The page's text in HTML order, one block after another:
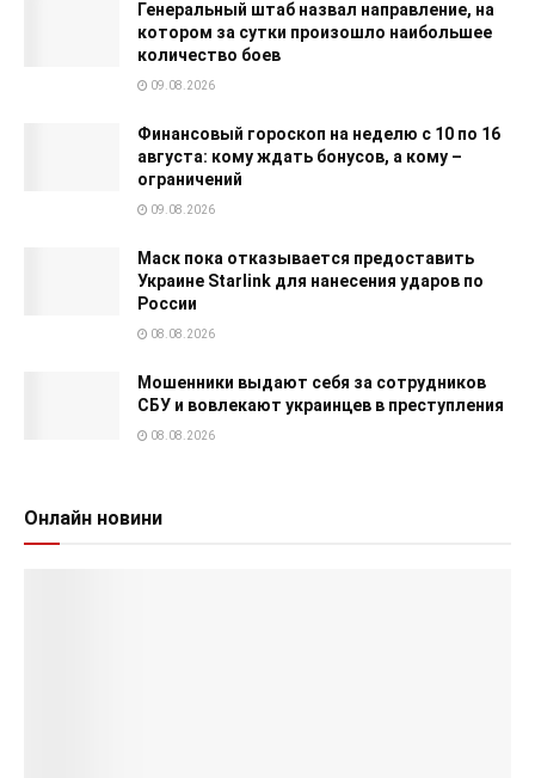
Генеральный штаб назвал направление, на
котором за сутки произошло наибольшее
количество боев
09.08.2026
Финансовый гороскоп на неделю с 10 по 16
августа: кому ждать бонусов, а кому –
ограничений
09.08.2026
Маск пока отказывается предоставить
Украине Starlink для нанесения ударов по
России
08.08.2026
Мошенники выдают себя за сотрудников
СБУ и вовлекают украинцев в преступления
08.08.2026
Онлайн новини